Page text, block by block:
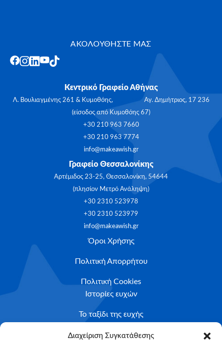
Διαχείριση Συγκατάθεσης
ΑΚΟΛΟΥΘΗΣΤΕ ΜΑΣ
Κεντρικό Γραφείο Αθήνας
Λ. Βουλιαγμένης 261 & Κυμοθόης, Αγ. Δημήτριος, 17 236
(είσοδος από Κυμοθόης 67)
+30 210 963 7660
+30 210 963 7774
info@makeawish.gr
Γραφείο Θεσσαλονίκης
Αρτέμιδος 23-25, Θεσσαλονίκη, 54644
(πλησίον Μετρό Ανάληψη)
+30 2310 523978
+30 2310 523979
info@makeawish.gr
Όροι Χρήσης
Πολιτική Απορρήτου
Πολιτική Cookies
Ιστορίες ευχών
Το ταξίδι της ευχής
Κριτήρια Καταλληλότητας